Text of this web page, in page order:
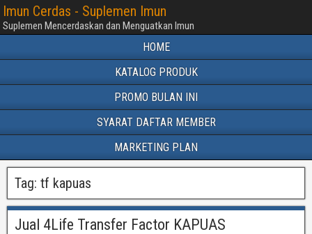
Imun Cerdas - Suplemen Imun
Suplemen Mencerdaskan dan Menguatkan Imun
HOME
KATALOG PRODUK
PROMO BULAN INI
SYARAT DAFTAR MEMBER
MARKETING PLAN
Tag: tf kapuas
Jual 4Life Transfer Factor KAPUAS